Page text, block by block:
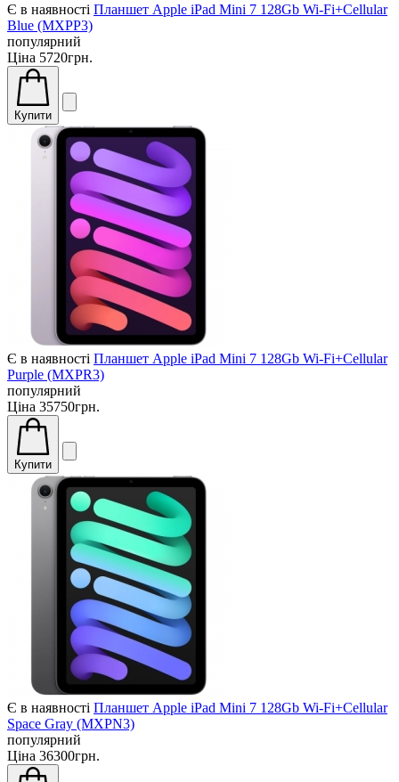
Є в наявності Планшет Apple iPad Mini 7 128Gb Wi-Fi+Cellular
Blue (MXPP3)
популярний
Ціна 5720грн.
Купити
Є в наявності Планшет Apple iPad Mini 7 128Gb Wi-Fi+Cellular
Purple (MXPR3)
популярний
Ціна 35750грн.
Купити
Є в наявності Планшет Apple iPad Mini 7 128Gb Wi-Fi+Cellular
Space Gray (MXPN3)
популярний
Ціна 36300грн.